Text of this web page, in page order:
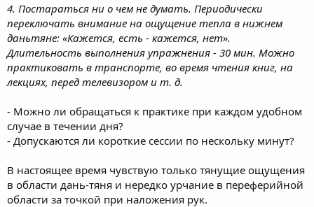
н
и
я
4. Постараться ни о чем не думать. Периодически
переключать внимание на ощущение тепла в нижнем
даньтяне: «Кажется, есть - кажется, нет».
Длительность выполнения упражнения - 30 мин. Можно
практиковать в транспорте, во время чтения книг, на
лекциях, перед телевизором и т. д.
- Можно ли обращаться к практике при каждом удобном
случае в течении дня?
- Допускаются ли короткие сессии по нескольку минут?
В настоящее время чувствую только тянущие ощущения
в области дань-тяня и нередко урчание в переферийной
области за точкой при наложения рук.